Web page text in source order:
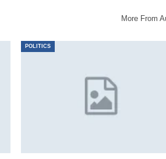
More From
POLITICS